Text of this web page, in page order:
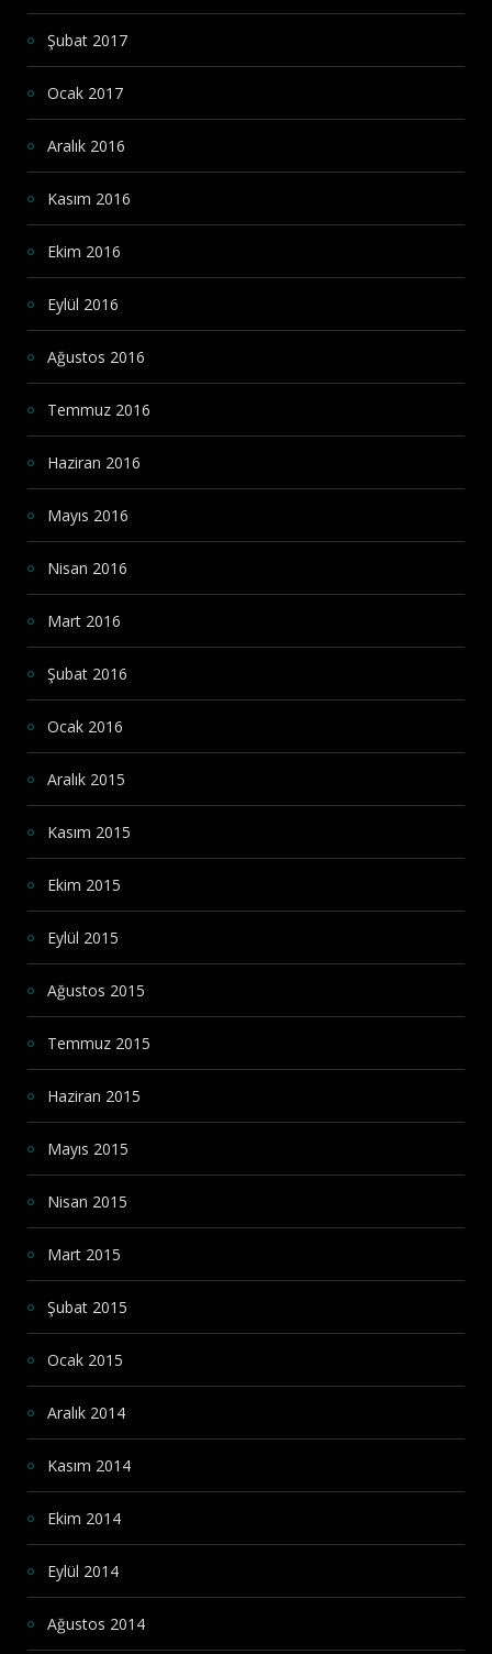
Şubat 2017
Ocak 2017
Aralık 2016
Kasım 2016
Ekim 2016
Eylül 2016
Ağustos 2016
Temmuz 2016
Haziran 2016
Mayıs 2016
Nisan 2016
Mart 2016
Şubat 2016
Ocak 2016
Aralık 2015
Kasım 2015
Ekim 2015
Eylül 2015
Ağustos 2015
Temmuz 2015
Haziran 2015
Mayıs 2015
Nisan 2015
Mart 2015
Şubat 2015
Ocak 2015
Aralık 2014
Kasım 2014
Ekim 2014
Eylül 2014
Ağustos 2014